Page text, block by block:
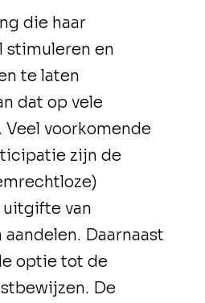
die haar
stimuleren en
te laten
dat op vele
Veel voorkomende
zijn de
uitgifte van
Daarnaast
optie tot de
De